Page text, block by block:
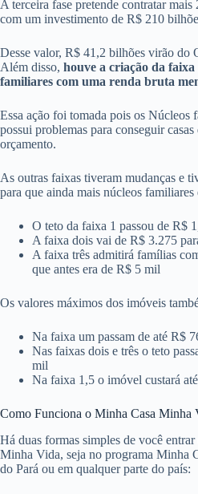
A terceira fase pretende contratar mais
com um investimento de R$ 210
Desse valor, R$ 41,2 bilhões virão do
Além disso, houve a criação da faixa
familiares com uma renda bruta
Essa ação foi tomada pois os Núcleos
possui problemas para conseguir
orçamento.
As outras faixas tiveram mudanças e
para que ainda mais núcleos
O teto da faixa 1 passou de R$
A faixa dois vai de R$ 3.275
A faixa três admitirá famílias
que antes era de R$ 5 mil
Os valores máximos dos imóveis
Na faixa um passam de até R$
Nas faixas dois e três o teto
mil
Na faixa 1,5 o imóvel custará
Como Funciona o Minha Casa Minha
Há duas formas simples de você
Minha Vida, seja no programa Minha
do Pará ou em qualquer parte do país: